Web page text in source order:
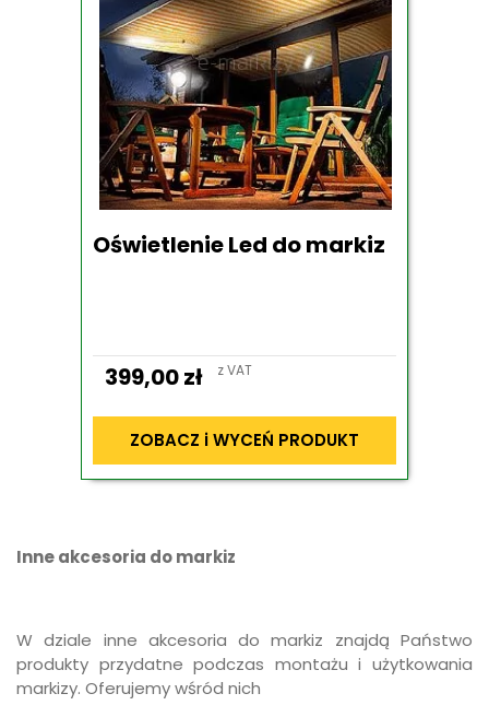
Oświetlenie Led do markiz
399,00zł z VAT
ZOBACZ i WYCEŃ PRODUKT
Inne akcesoria do markiz
W dziale inne akcesoria do markiz znajdą Państwo
produkty przydatne podczas montażu i użytkowania
markizy. Oferujemy wśród nich